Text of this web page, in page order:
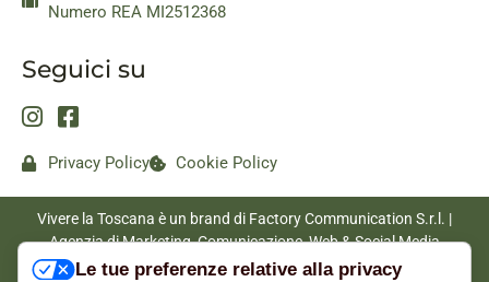
Numero REA MI2512368
Seguici su
Privacy Policy Cookie Policy
Vivere la Toscana è un brand di Factory Communication S.r.l. |
Agenzia di Marketing, Comunicazione, Web & Social Media
|www.factorycommunication.it
Le tue preferenze relative alla privacy